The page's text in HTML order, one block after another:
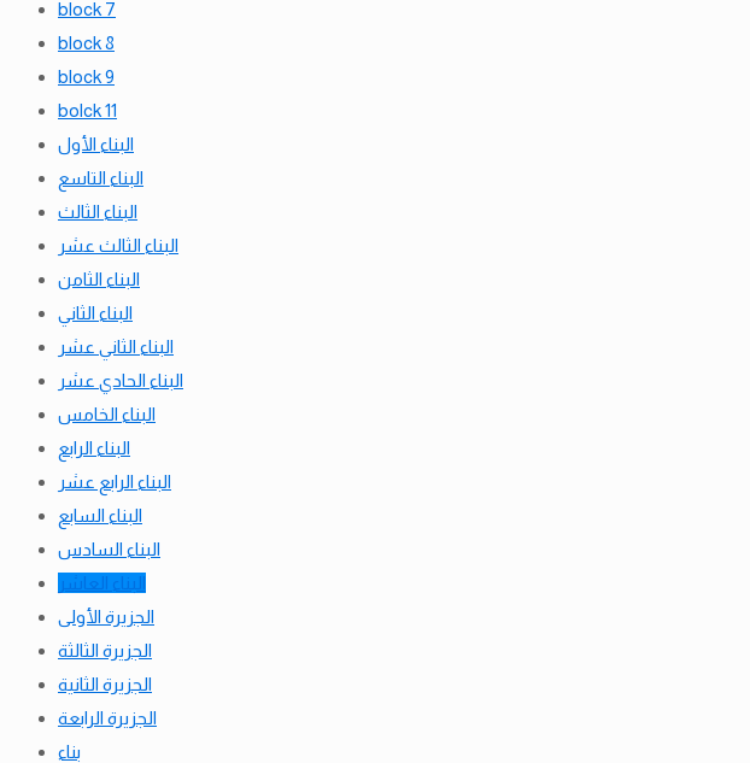
block 7
block 8
block 9
bolck 11
البناء الأول
البناء التاسع
البناء الثالث
البناء الثالث عشر
البناء الثامن
البناء الثاني
البناء الثاني عشر
البناء الحادي عشر
البناء الخامس
البناء الرابع
البناء الرابع عشر
البناء السابع
البناء السادس
البناء العاشر
الجزيرة الأولى
الجزيرة الثالثة
الجزيرة الثانية
الجزيرة الرابعة
بناء